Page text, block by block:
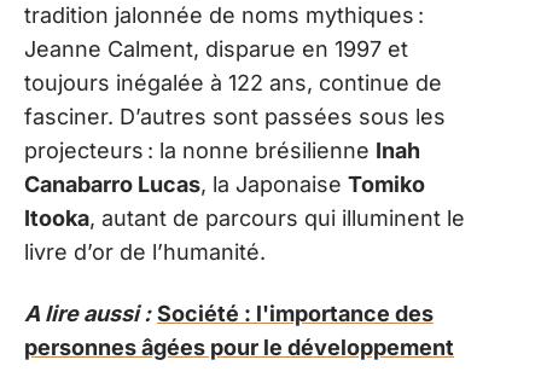
tradition jalonnée de noms mythiques :
Jeanne Calment, disparue en 1997 et
toujours inégalée à 122 ans, continue de
fasciner. D’autres sont passées sous les
projecteurs : la nonne brésilienne Inah
Canabarro Lucas, la Japonaise Tomiko
Itooka, autant de parcours qui illuminent le
livre d’or de l’humanité.
A lire aussi : Société : l'importance des
personnes âgées pour le développement